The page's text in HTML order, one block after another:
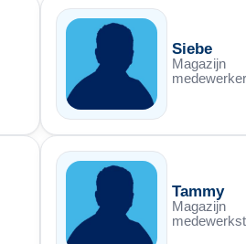
Siebe
Magazijn
medewerker
Tammy
Magazijn